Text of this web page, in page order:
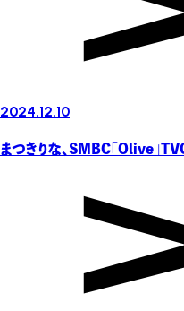
2024.12.10
まつきりな、SMBC「Olive」